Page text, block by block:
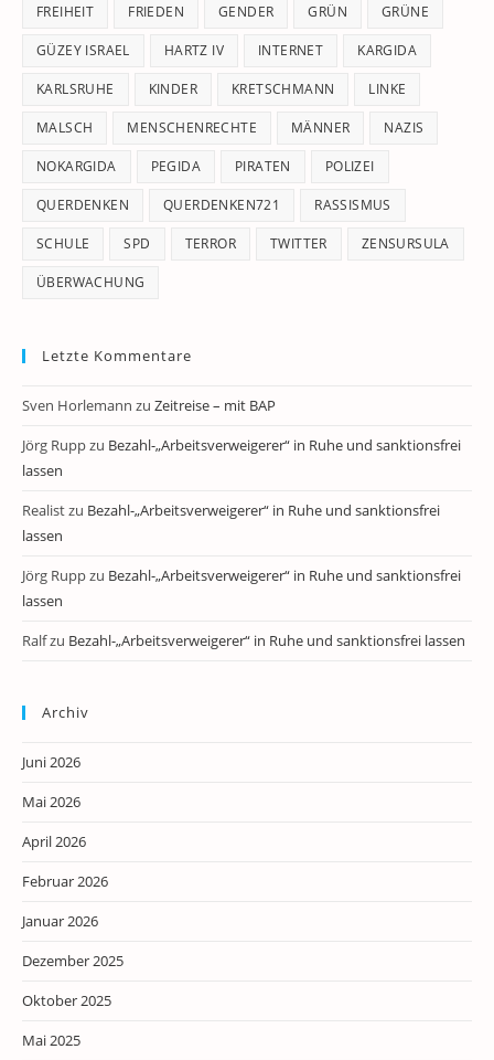
FREIHEIT FRIEDEN GENDER GRÜN GRÜNE
GÜZEY ISRAEL HARTZ IV INTERNET KARGIDA
KARLSRUHE KINDER KRETSCHMANN LINKE
MALSCH MENSCHENRECHTE MÄNNER NAZIS
NOKARGIDA PEGIDA PIRATEN POLIZEI
QUERDENKEN QUERDENKEN721 RASSISMUS
SCHULE SPD TERROR TWITTER ZENSURSULA
ÜBERWACHUNG
Letzte Kommentare
Sven Horlemann zu Zeitreise – mit BAP
Jörg Ruppzu Bezahl-„Arbeitsverweigerer“ in Ruhe und sanktionsfrei
lassen
Realistzu Bezahl-„Arbeitsverweigerer“ in Ruhe und sanktionsfrei
lassen
Jörg Ruppzu Bezahl-„Arbeitsverweigerer“ in Ruhe und sanktionsfrei
lassen
Ralfzu Bezahl-„Arbeitsverweigerer“ in Ruhe und sanktionsfrei lassen
Archiv
Juni 2026
Mai 2026
April 2026
Februar 2026
Januar 2026
Dezember 2025
Oktober 2025
Mai 2025